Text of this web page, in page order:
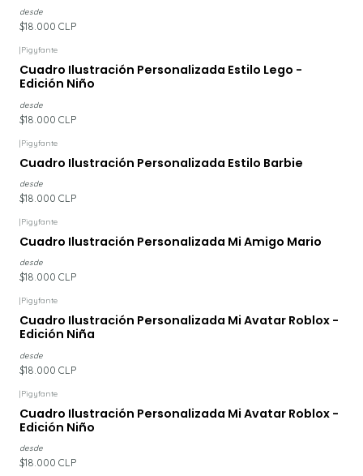
desde
$18.000 CLP
|Pigyfante
Cuadro Ilustración Personalizada Estilo Lego -
Edición Niño
desde
$18.000 CLP
|Pigyfante
Cuadro Ilustración Personalizada Estilo Barbie
desde
$18.000 CLP
|Pigyfante
Cuadro Ilustración Personalizada Mi Amigo Mario
desde
$18.000 CLP
|Pigyfante
Cuadro Ilustración Personalizada Mi Avatar Roblox -
Edición Niña
desde
$18.000 CLP
|Pigyfante
Cuadro Ilustración Personalizada Mi Avatar Roblox -
Edición Niño
desde
$18.000 CLP